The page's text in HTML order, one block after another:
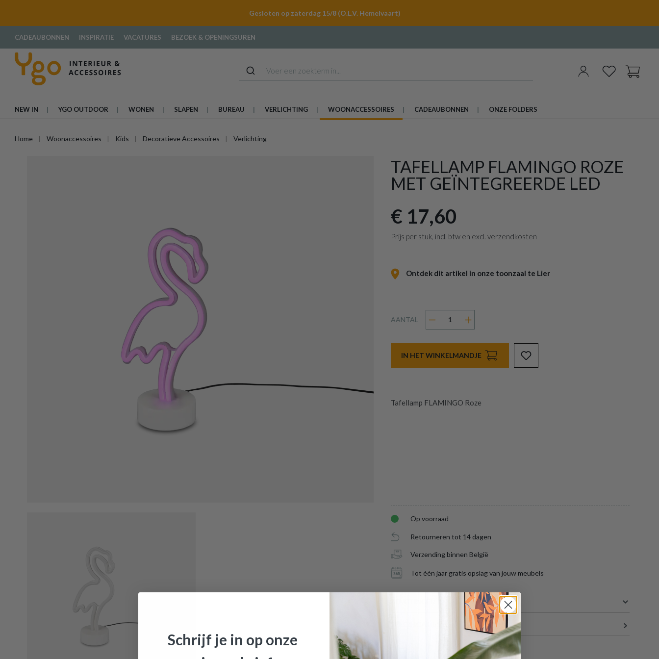
Gesloten op zaterdag 15/8 (O.L.V. Hemelvaart)
CADEAUBONNEN INSPIRATIE VACATURES BEZOEK & OPENINGSUREN
NEW IN YGO OUTDOOR WONEN SLAPEN BUREAU VERLICHTING WOONACCESSOIRES CADEAUBONNEN ONZE FOLDERS
Home Woonaccessoires Kids Decoratieve Accessoires Verlichting
TAFELLAMP FLAMINGO ROZE
MET GEÏNTEGREERDE LED
€ 17,60
Prijs per stuk, incl. btw en excl. verzendkosten
Ontdek dit artikel in onze toonzaal te Lier
AANTAL
IN HET WINKELMANDJE
Tafellamp FLAMINGO Roze
Op voorraad
Retourneren tot 14 dagen
Verzending binnen België
Tot één jaar gratis opslag van jouw meubels
15 cm
10 cm
Schrijf je in op onze